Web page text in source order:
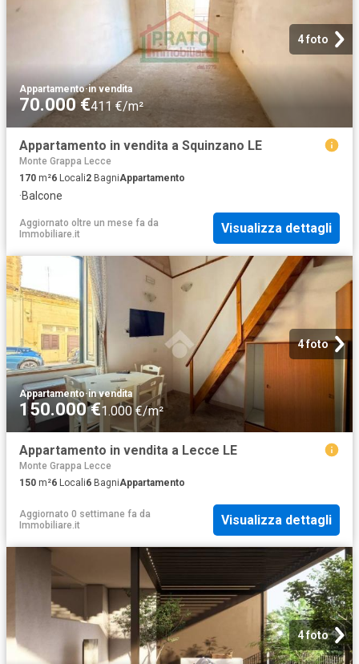
4 foto
Appartamento·in vendita
70.000 €411 €/m²
Appartamento in vendita a Squinzano LE
Monte Grappa Lecce
170 m²6 Locali2 BagniAppartamento
·Balcone
Aggiornato oltre un mese fa da
Immobiliare.it
Visualizza dettagli
4 foto
Appartamento·in vendita
150.000 €1.000 €/m²
Appartamento in vendita a Lecce LE
Monte Grappa Lecce
150 m²6 Locali6 BagniAppartamento
Aggiornato 0 settimane fa da
Immobiliare.it
Visualizza dettagli
4 foto